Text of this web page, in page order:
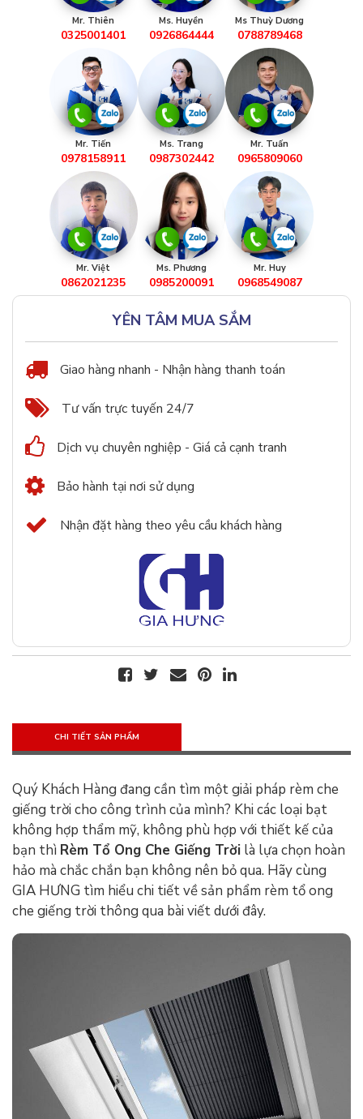
Mr. Thiên
0325001401
Ms. Huyền
0926864444
Ms Thuỳ Dương
0788789468
Mr. Tiến
0978158911
Ms. Trang
0987302442
Mr. Tuấn
0965809060
Mr. Việt
0862021235
Ms. Phương
0985200091
Mr. Huy
0968549087
YÊN TÂM MUA SẮM
Giao hàng nhanh - Nhận hàng thanh toán
Tư vấn trực tuyến 24/7
Dịch vụ chuyên nghiệp - Giá cả cạnh tranh
Bảo hành tại nơi sử dụng
Nhận đặt hàng theo yêu cầu khách hàng
CHI TIẾT SẢN PHẨM
Quý Khách Hàng đang cần tìm một giải pháp rèm che
giếng trời cho công trình của mình? Khi các loại bạt
không hợp thẩm mỹ, không phù hợp với thiết kế của
bạn thì Rèm Tổ Ong Che Giếng Trời là lựa chọn hoàn
hảo mà chắc chắn bạn không nên bỏ qua. Hãy cùng
GIA HƯNG tìm hiểu chi tiết về sản phẩm rèm tổ ong
che giếng trời thông qua bài viết dưới đây.